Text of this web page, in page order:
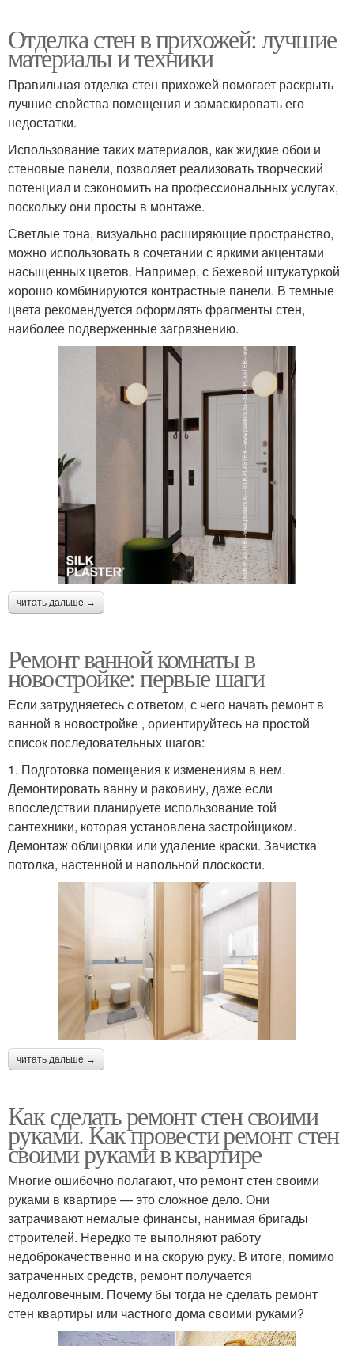
Отделка стен в прихожей: лучшие
материалы и техники
Правильная отделка стен прихожей помогает раскрыть
лучшие свойства помещения и замаскировать его
недостатки.
Использование таких материалов, как жидкие обои и
стеновые панели, позволяет реализовать творческий
потенциал и сэкономить на профессиональных услугах,
поскольку они просты в монтаже.
Светлые тона, визуально расширяющие пространство,
можно использовать в сочетании с яркими акцентами
насыщенных цветов. Например, с бежевой штукатуркой
хорошо комбинируются контрастные панели. В темные
цвета рекомендуется оформлять фрагменты стен,
наиболее подверженные загрязнению.
читать дальше →
Ремонт ванной комнаты в
новостройке: первые шаги
Если затрудняетесь с ответом, с чего начать ремонт в
ванной в новостройке , ориентируйтесь на простой
список последовательных шагов:
1. Подготовка помещения к изменениям в нем.
Демонтировать ванну и раковину, даже если
впоследствии планируете использование той
сантехники, которая установлена застройщиком.
Демонтаж облицовки или удаление краски. Зачистка
потолка, настенной и напольной плоскости.
читать дальше →
Как сделать ремонт стен своими
руками. Как провести ремонт стен
своими руками в квартире
Многие ошибочно полагают, что ремонт стен своими
руками в квартире — это сложное дело. Они
затрачивают немалые финансы, нанимая бригады
строителей. Нередко те выполняют работу
недоброкачественно и на скорую руку. В итоге, помимо
затраченных средств, ремонт получается
недолговечным. Почему бы тогда не сделать ремонт
стен квартиры или частного дома своими руками?